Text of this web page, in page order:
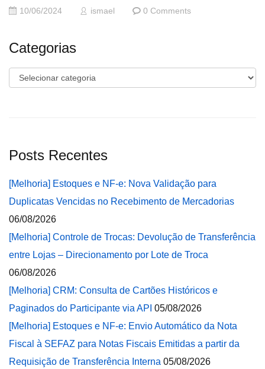
10/06/2024 ismael 0 Comments
Categorias
Categorias
Posts Recentes
[Melhoria] Estoques e NF-e: Nova Validação para
Duplicatas Vencidas no Recebimento de Mercadorias
06/08/2026
[Melhoria] Controle de Trocas: Devolução de Transferência
entre Lojas – Direcionamento por Lote de Troca
06/08/2026
[Melhoria] CRM: Consulta de Cartões Históricos e
Paginados do Participante via API 05/08/2026
[Melhoria] Estoques e NF-e: Envio Automático da Nota
Fiscal à SEFAZ para Notas Fiscais Emitidas a partir da
Requisição de Transferência Interna 05/08/2026